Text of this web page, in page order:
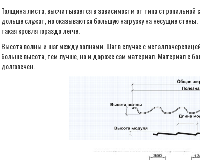
Толщина листа, высчитывается в зависимости от типа
дольше служат, но оказываются большую нагрузку на несущие
такая кровля гораздо легче.
Высота волны и шаг между волнами. Шаг в случае с
больше высота, тем лучше, но и дороже сам материал. Материал с
долговечен.